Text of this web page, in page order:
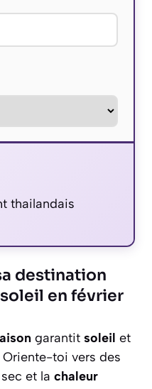
thailandais
destination
en février
garantit soleil et
Oriente-toi vers des
sec et la chaleur